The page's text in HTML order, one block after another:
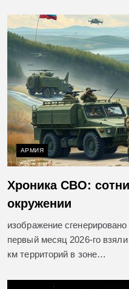
АРМИЯ
Хроника СВО:
окружении
изображение
первый месяц 2026-го
км территорий в зоне…